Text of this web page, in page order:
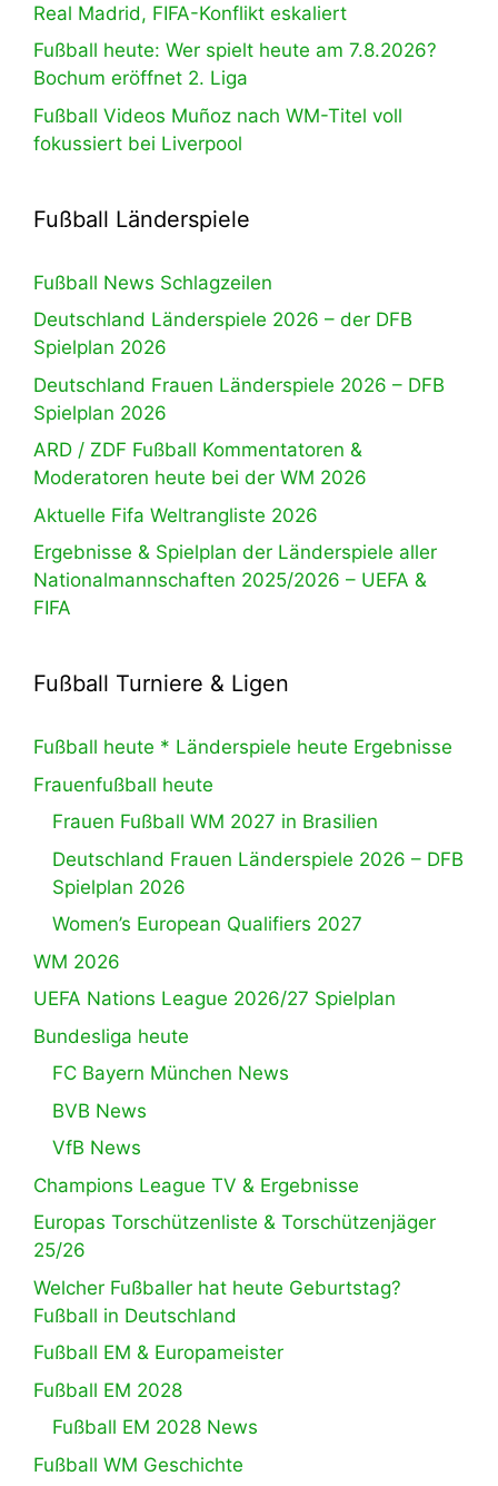
Real Madrid, FIFA-Konflikt eskaliert
Fußball heute: Wer spielt heute am 7.8.2026?
Bochum eröffnet 2. Liga
Fußball Videos Muñoz nach WM-Titel voll
fokussiert bei Liverpool
Fußball Länderspiele
Fußball News Schlagzeilen
Deutschland Länderspiele 2026 – der DFB
Spielplan 2026
Deutschland Frauen Länderspiele 2026 – DFB
Spielplan 2026
ARD / ZDF Fußball Kommentatoren &
Moderatoren heute bei der WM 2026
Aktuelle Fifa Weltrangliste 2026
Ergebnisse & Spielplan der Länderspiele aller
Nationalmannschaften 2025/2026 – UEFA &
FIFA
Fußball Turniere & Ligen
Fußball heute * Länderspiele heute Ergebnisse
Frauenfußball heute
Frauen Fußball WM 2027 in Brasilien
Deutschland Frauen Länderspiele 2026 – DFB
Spielplan 2026
Women’s European Qualifiers 2027
WM 2026
UEFA Nations League 2026/27 Spielplan
Bundesliga heute
FC Bayern München News
BVB News
VfB News
Champions League TV & Ergebnisse
Europas Torschützenliste & Torschützenjäger
25/26
Welcher Fußballer hat heute Geburtstag?
Fußball in Deutschland
Fußball EM & Europameister
Fußball EM 2028
Fußball EM 2028 News
Fußball WM Geschichte